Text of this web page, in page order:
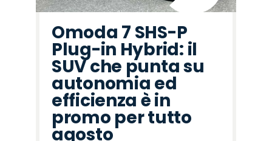
Omoda 7 SHS-P
Plug-in Hybrid: il
SUV che punta su
autonomia ed
efficienza è in
promo per tutto
agosto